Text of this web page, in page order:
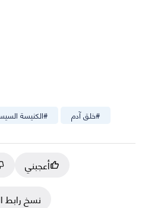
#الكنيسة #خلق آدم
أعجبني
نسخ رابط